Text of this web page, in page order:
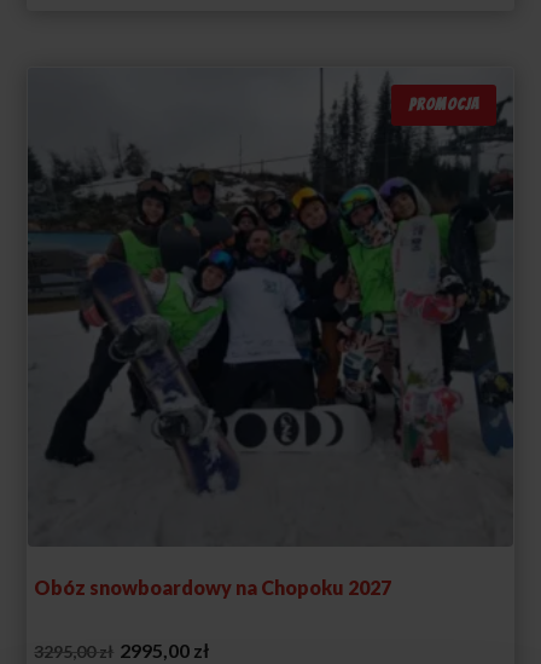
PROMOCJA
Obóz snowboardowy na Chopoku 2027
3295,00zł Pierwotna
2995,00 złAktualna